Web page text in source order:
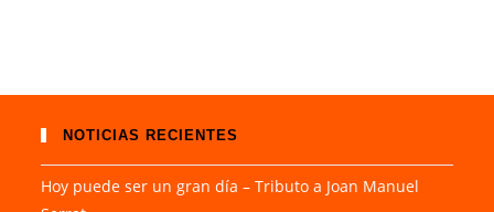
NOTICIAS RECIENTES
Hoy puede ser un gran día – Tributo a Joan Manuel